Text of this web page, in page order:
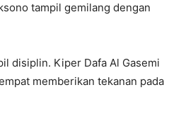
tampil gemilang dengan
disiplin. Kiper Dafa Al Gasemi
memberikan tekanan pada